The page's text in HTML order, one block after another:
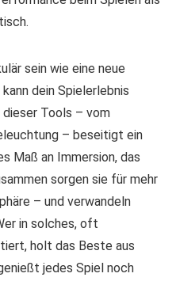
sein wie eine neue
dein Spielerlebnis
dieser Tools – vom
– beseitigt ein
Maß an Immersion, das
sorgen sie für mehr
– und verwandeln
in solches, oft
holt das Beste aus
jedes Spiel noch